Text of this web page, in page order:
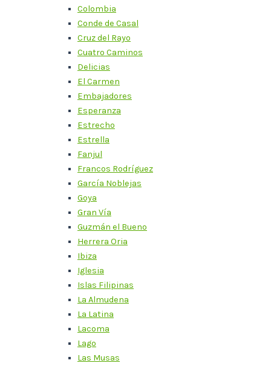
Colombia
Conde de Casal
Cruz del Rayo
Cuatro Caminos
Delicias
El Carmen
Embajadores
Esperanza
Estrecho
Estrella
Fanjul
Francos Rodríguez
García Noblejas
Goya
Gran Vía
Guzmán el Bueno
Herrera Oria
Ibiza
Iglesia
Islas Filipinas
La Almudena
La Latina
Lacoma
Lago
Las Musas